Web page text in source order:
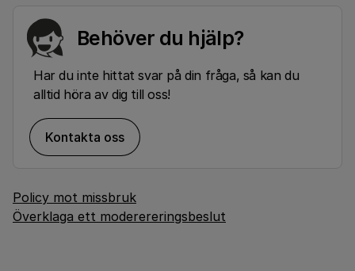
Behöver du hjälp?
Har du inte hittat svar på din fråga, så kan du
alltid höra av dig till oss!
Kontakta oss
Policy mot missbruk
Överklaga ett moderereringsbeslut